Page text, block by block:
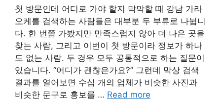
첫 방문인데 어디로 가야 할지 막막할 때 강남 가라
오케를 검색하는 사람들은 대부분 두 부류로 나뉩니
다. 한 번쯤 가봤지만 만족스럽지 않아 더 나은 곳을
찾는 사람, 그리고 이번이 첫 방문이라 정보가 하나
도 없는 사람. 두 경우 모두 공통적으로 하는 질문이
있습니다. “어디가 괜찮은가요?” 그런데 막상 검색
결과를 열어보면 수십 개의 업체가 비슷한 사진과
비슷한 문구로 홍보를 … Read more